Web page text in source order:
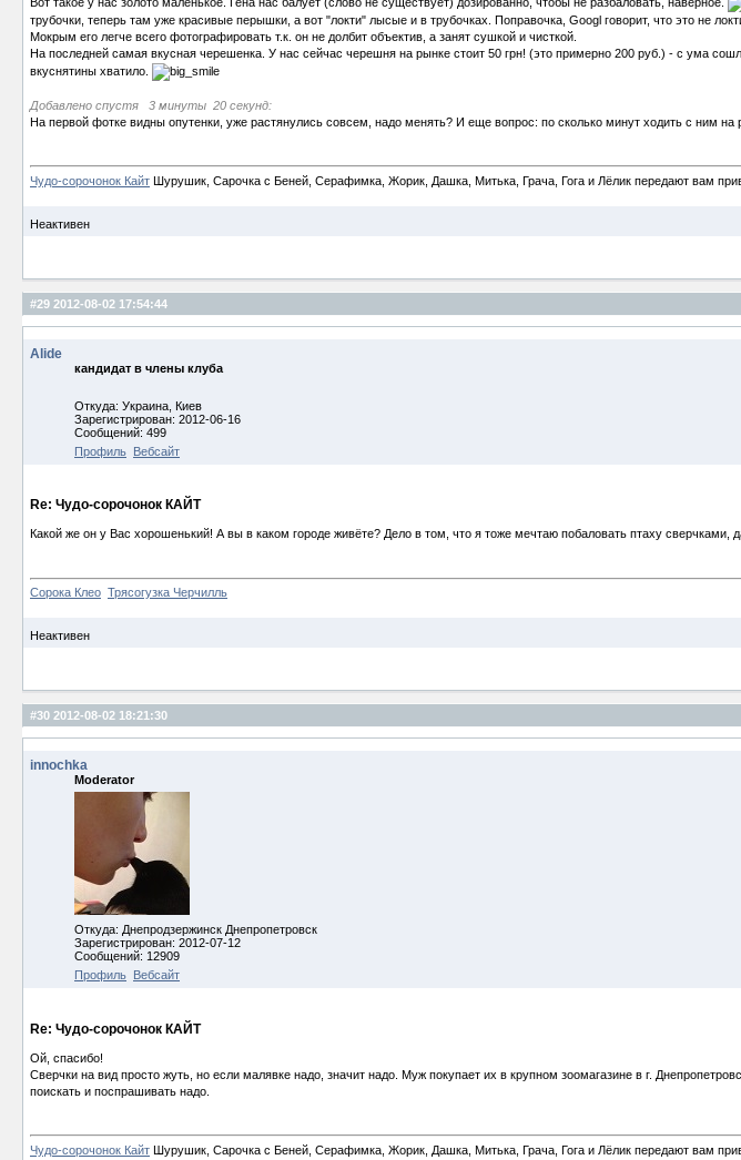
трубочки, теперь там уже красивые перышки, а вот "локти" лысые и в трубочках. Поправочка, Googl говорит, что это не
Мокрым его легче всего фотографировать т.к. он не долбит объектив, а занят сушкой и чисткой.
На последней самая вкусная черешенка. У нас сейчас черешня на рынке стоит 50 грн! (это примерно 200 руб.) - с ума
вкуснятины хватило.
Добавлено спустя 3 минуты 20 секунд:
На первой фотке видны опутенки, уже растянулись совсем, надо менять? И еще вопрос: по сколько минут ходить с ним на
Чудо-сорочонок Кайт Шурушик, Сарочка с Беней, Серафимка, Жорик, Дашка, Митька, Грача, Гога и Лёлик передают вам
Неактивен
#29 2012-08-02 17:54:44
Alide
кандидат в члены клуба
Откуда: Украина, Киев
Зарегистрирован: 2012-06-16
Сообщений: 499
Профиль Вебсайт
Re: Чудо-сорочонок КАЙТ
Какой же он у Вас хорошенький! А вы в каком городе живёте? Дело в том, что я тоже мечтаю побаловать птаху сверчками,
Сорока Клео Трясогузка Черчилль
Неактивен
#30 2012-08-02 18:21:30
innochka
Moderator
Откуда: Днепродзержинск Днепропетровск
Зарегистрирован: 2012-07-12
Сообщений: 12909
Профиль
Вебсайт
Re: Чудо-сорочонок КАЙТ
Ой, спасибо!
Сверчки на вид просто жуть, но если малявке надо, значит надо. Муж покупает их в крупном зоомагазине в г.
поискать и поспрашивать надо.
Чудо-сорочонок Кайт Шурушик, Сарочка с Беней, Серафимка, Жорик, Дашка, Митька, Грача, Гога и Лёлик передают вам